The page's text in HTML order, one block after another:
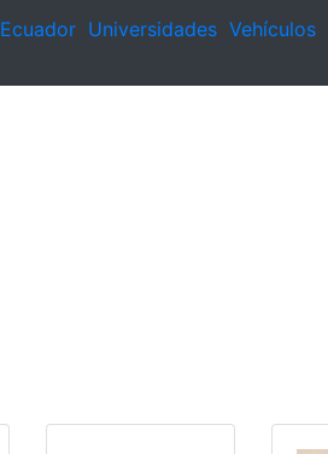
Ecuador Universidades Vehículos